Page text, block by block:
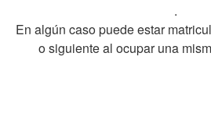
.
En algún caso puede estar
o siguiente al ocupar una